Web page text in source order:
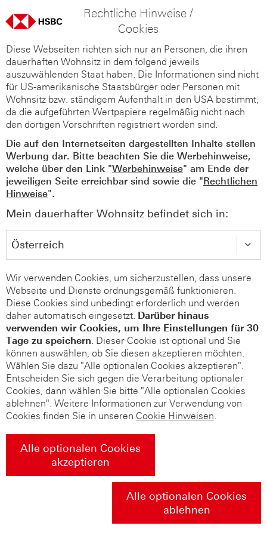
Rechtliche Hinweise /
Cookies
Diese Webseiten richten sich nur an Personen, die ihren
dauerhaften Wohnsitz in dem folgend jeweils
auszuwählenden Staat haben. Die Informationen sind nicht
für US-amerikanische Staatsbürger oder Personen mit
Wohnsitz bzw. ständigem Aufenthalt in den USA bestimmt,
da die aufgeführten Wertpapiere regelmäßig nicht nach
den dortigen Vorschriften registriert worden sind.
Die auf den Internetseiten dargestellten Inhalte stellen
Werbung dar. Bitte beachten Sie die Werbehinweise,
welche über den Link "Werbehinweise" am Ende der
jeweiligen Seite erreichbar sind sowie die "Rechtlichen
Hinweise".
Mein dauerhafter Wohnsitz befindet sich in:
Wir verwenden Cookies, um sicherzustellen, dass unsere
Webseite und Dienste ordnungsgemäß funktionieren.
Diese Cookies sind unbedingt erforderlich und werden
daher automatisch eingesetzt. Darüber hinaus
verwenden wir Cookies, um Ihre Einstellungen für 30
Tage zu speichern. Dieser Cookie ist optional und Sie
können auswählen, ob Sie diesen akzeptieren möchten.
Wählen Sie dazu "Alle optionalen Cookies akzeptieren".
Entscheiden Sie sich gegen die Verarbeitung optionaler
Cookies, dann wählen Sie bitte "Alle optionalen Cookies
ablehnen". Weitere Informationen zur Verwendung von
Cookies finden Sie in unseren Cookie Hinweisen.
Alle optionalen Cookies
akzeptieren
Alle optionalen Cookies
ablehnen